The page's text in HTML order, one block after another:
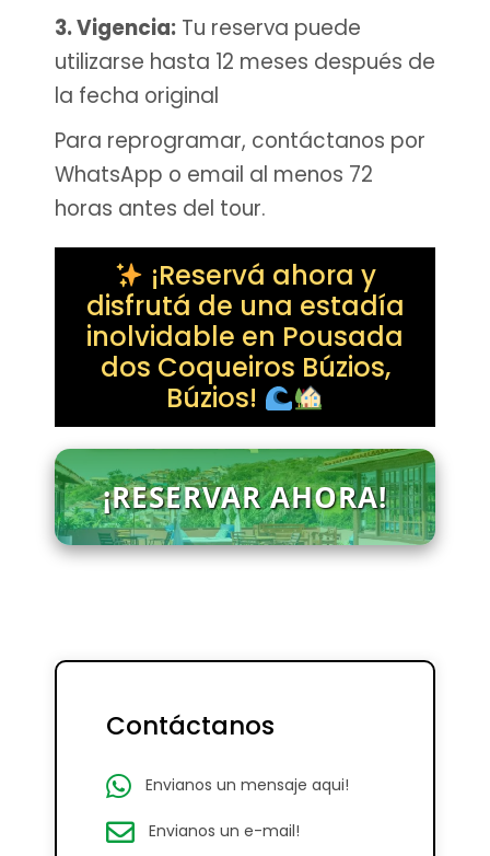
3. Vigencia: Tu reserva puede
utilizarse hasta 12 meses después de
la fecha original
Para reprogramar, contáctanos por
WhatsApp o email al menos 72
horas antes del tour.
¡Reservá ahora y
disfrutá de una estadía
inolvidable en Pousada
dos Coqueiros Búzios,
Búzios!
¡RESERVAR AHORA!
Contáctanos
Envianos un mensaje aqui!
Envianos un e-mail!